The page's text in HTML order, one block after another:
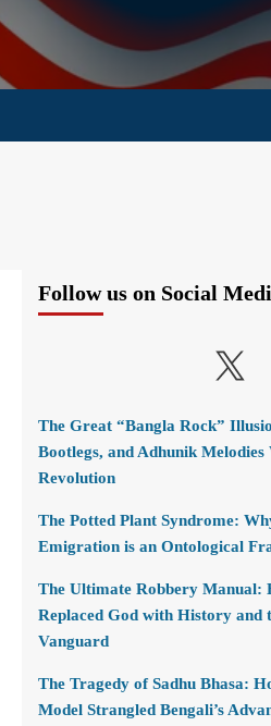
Follow us on Social
X
The Great “Bangla Rock”
Bootlegs, and Adhunik Melodies
Revolution
The Potted Plant Syndrome:
Emigration is an Ontological
The Ultimate Robbery Manual:
Replaced God with History and
Vanguard
The Tragedy of Sadhu Bhasa:
Model Strangled Bengali’s